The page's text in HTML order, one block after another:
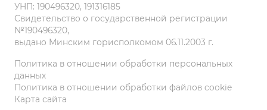
УНП: 190496320, 191316185
Свидетельство о государственной регистрации
№190496320,
выдано Минским горисполкомом 06.11.2003 г.
Политика в отношении обработки персональных
данных
Политика в отношении обработки файлов cookie
Карта сайта